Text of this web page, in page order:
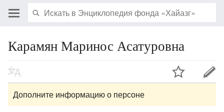
Карамян Маринос Асатуровна
Дополните информацию о персоне